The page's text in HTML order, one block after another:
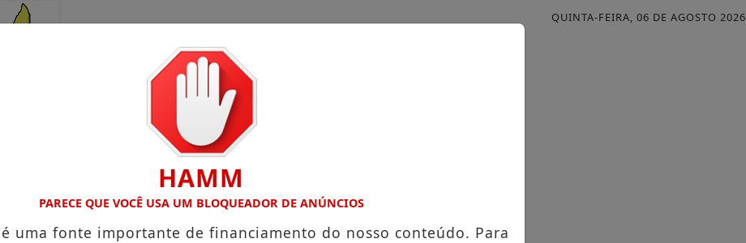
QUINTA-FEIRA, 06 DE AGOSTO 2026
HAMM
PARECE QUE VOCÊ USA UM BLOQUEADOR DE ANÚNCIOS
uma fonte importante de financiamento do nosso conteúdo. Para